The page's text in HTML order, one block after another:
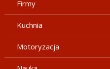
Firmy
Kuchnia
Motoryzacja